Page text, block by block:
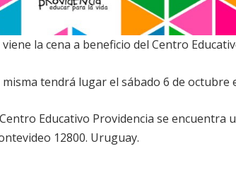
viene la cena a beneficio del Centro
misma tendrá lugar el sábado 6 de octubre
Educativo Providencia se encuentra
12800. Uruguay.